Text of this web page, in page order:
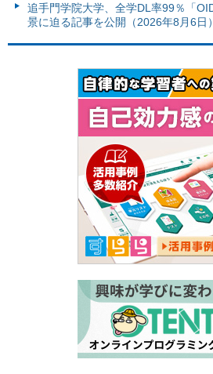
追手門学院大学、全学DL率99％「
景に迫る記事を公開（2026年8月6日）